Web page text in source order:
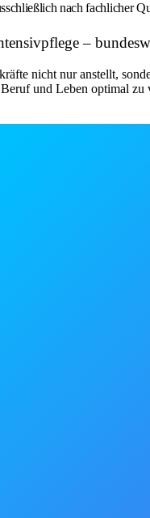
nach fachlicher
–
nicht nur anstellt,
und Leben optimal zu